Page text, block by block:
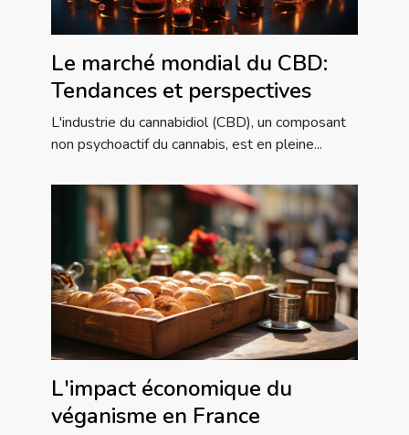
Le marché mondial du CBD:
Tendances et perspectives
L'industrie du cannabidiol (CBD), un composant
non psychoactif du cannabis, est en pleine...
L'impact économique du
véganisme en France